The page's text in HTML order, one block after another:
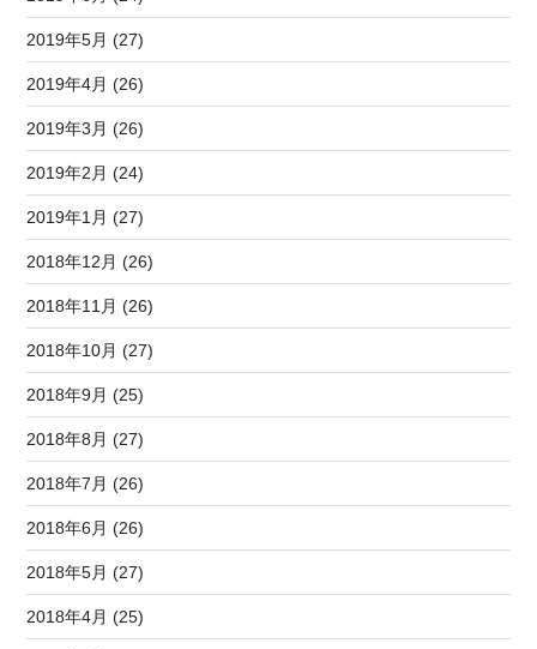
2019年5月 (27)
2019年4月 (26)
2019年3月 (26)
2019年2月 (24)
2019年1月 (27)
2018年12月 (26)
2018年11月 (26)
2018年10月 (27)
2018年9月 (25)
2018年8月 (27)
2018年7月 (26)
2018年6月 (26)
2018年5月 (27)
2018年4月 (25)